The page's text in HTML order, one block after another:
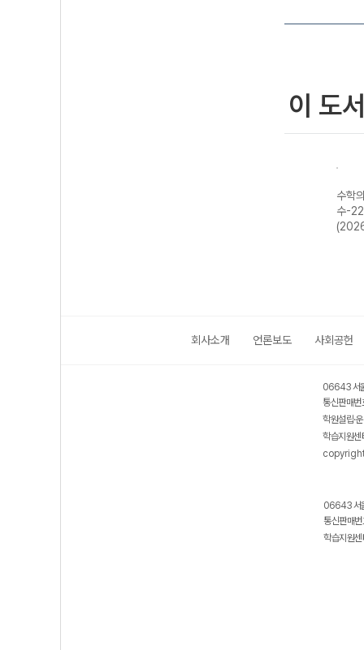
이 도
수학
수-
회사소개 언론보도 사회공헌
06643 서
통신판매
학원설립·
학습지원
06643 서
통신판매
학습지원